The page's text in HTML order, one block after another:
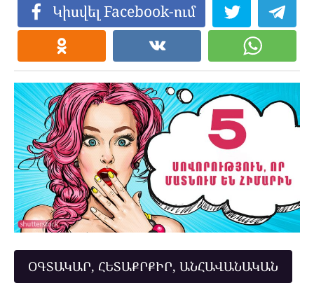
Կիսվել Facebook-ում
ՕԳՏԱԿԱՐ, ՀԵՏԱՔՐՔԻՐ, ԱՆՀԱՎԱՆԱԿԱՆ